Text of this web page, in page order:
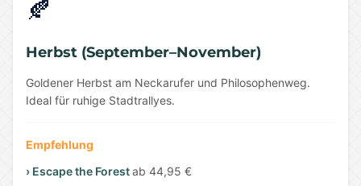
🍂
Herbst (September–November)
Goldener Herbst am Neckarufer und Philosophenweg.
Ideal für ruhige Stadtrallyes.
Empfehlung
› Escape the Forestab 44,95 €